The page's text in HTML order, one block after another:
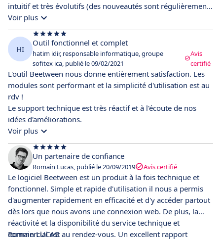
intuitif et très évolutifs (des nouveautés sont régulièrement
mises à disposition). Nous sommes totalement satisfaits des
services de cette application.
Voir plus
HI
Outil fonctionnel et complet
hatim idir, responsable informatique, groupe
sofitex ica, publié le 09/02/2021
Avis
certifié
L'outil Beetween nous donne entièrement satisfaction. Les
modules sont performant et la simplicité d'utilisation est au
rdv !
Le support technique est très réactif et à l'écoute de nos
idées d'améliorations.
Voir plus
Un partenaire de confiance
Romain Lucas, publié le 20/09/2019 Avis certifié
Le logiciel Beetween est un produit à la fois technique et
fonctionnel. Simple et rapide d'utilisation il nous a permis
d'augmenter rapidement en efficacité et d'y accéder partout
dès lors que nous avons une connexion web. De plus, la
réactivité et la disponibilité du service technique et
commercial est au rendez-vous. Un excellent rapport
Romain LUCAS